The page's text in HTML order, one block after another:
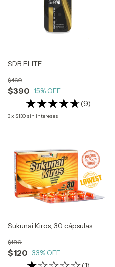
SDB ELITE
$390
$460
15% OFF
(9)
3x $130 sin intereses
Sukunai Kiros, 30 cápsulas
$120
$180
33% OFF
(1)